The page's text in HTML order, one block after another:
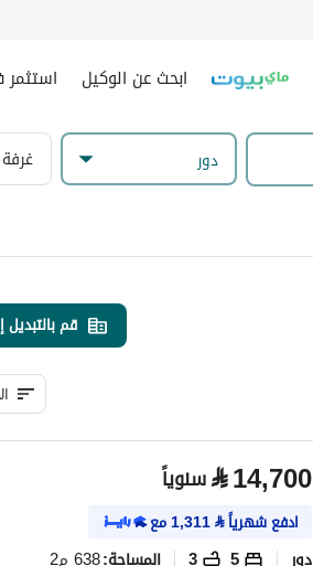
ابحث عن الوكيل
دور
قم
⃁14,700 سنوياً
ادفع شهرياً⃁
1,311مع
دور 5
3 المساحة:638 م2